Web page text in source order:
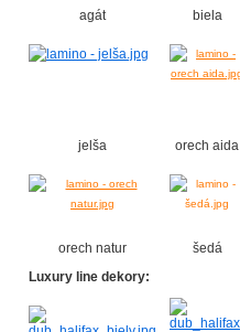
agát biela
jelša orech aida
orech natur šedá
Luxury line dekory: